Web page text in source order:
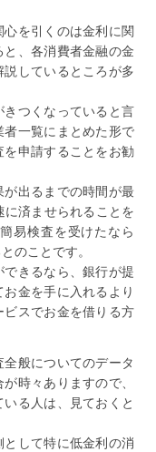
を引くのは金利に関
、各消費者金融の金
しているところが多
つくなっていると言
一覧にまとめた形で
申請することをお勧
出るまでの時間が最
済ませられることを
易検査を受けたなら
のことです。
きるなら、銀行が提
金を手に入れるより
スでお金を借りる方
般についてのデータ
時々ありますので、
る人は、見ておくと
して特に低金利の消